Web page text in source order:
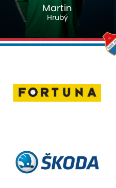
Martin
Jedlička